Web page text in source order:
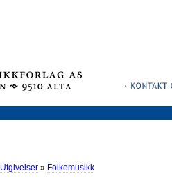
Utgivelser » Folkemusikk